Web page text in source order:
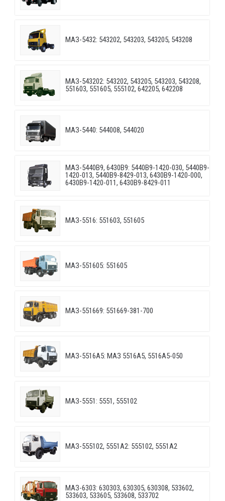
МАЗ-5432: 543202, 543203, 543205, 543208
МАЗ-543202: 543202, 543205, 543203, 543208,
551603, 551605, 555102, 642205, 642208
МАЗ-5440: 544008, 544020
МАЗ-5440B9, 6430B9: 5440B9-1420-030, 5440B9-
1420-013, 5440B9-8429-013, 6430B9-1420-000,
6430B9-1420-011, 6430B9-8429-011
МАЗ-5516: 551603, 551605
МАЗ-551605: 551605
МАЗ-551669: 551669-381-700
МАЗ-5516А5: МАЗ 5516А5, 5516А5-050
МАЗ-5551: 5551, 555102
МАЗ-555102, 5551А2: 555102, 5551А2
МАЗ-6303: 630303, 630305, 630308, 533602,
533603, 533605, 533608, 533702